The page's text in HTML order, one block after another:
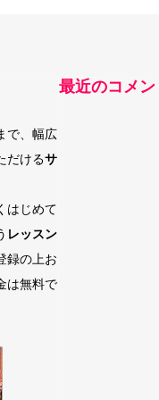
で、幅広
だけるサ
はじめて
レッスン
録の上お
は無料で
最近のコメン